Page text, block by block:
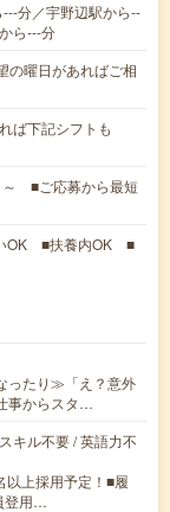
分／宇野辺駅から--
ら---分
の曜日があればご相
ば下記シフトも
～ ■ご応募から最短
OK ■扶養内OK ■
ったり≫「え？意外
事からスタ…
キル不要 / 英語力不
以上採用予定！■履
登用…